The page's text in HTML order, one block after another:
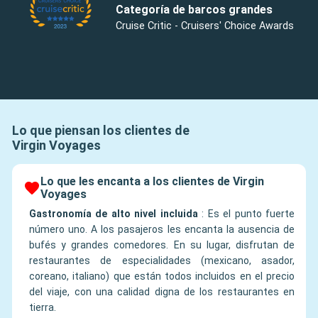
Categoría de barcos grandes
Cruise Critic - Cruisers' Choice Awards
Lo que piensan los clientes de
Virgin Voyages
Lo que les encanta a los clientes de Virgin
Voyages
Gastronomía de alto nivel incluida : Es el punto fuerte
número uno. A los pasajeros les encanta la ausencia de
bufés y grandes comedores. En su lugar, disfrutan de
restaurantes de especialidades (mexicano, asador,
coreano, italiano) que están todos incluidos en el precio
del viaje, con una calidad digna de los restaurantes en
tierra.